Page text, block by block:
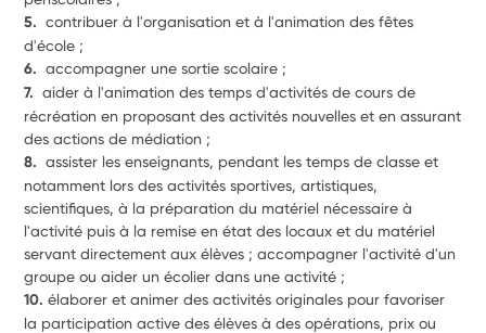
5. contribuer à l'organisation et à l'animation des fêtes
6. accompagner une sortie scolaire ;
7. aider à l'animation des temps d'activités de cours de
récréation en proposant des activités nouvelles et en assurant
des actions de médiation ;
8. assister les enseignants, pendant les temps de classe et
notamment lors des activités sportives, artistiques,
scientifiques, à la préparation du matériel nécessaire à
l'activité puis à la remise en état des locaux et du matériel
servant directement aux élèves ; accompagner l'activité d'un
groupe ou aider un écolier dans une activité ;
10. élaborer et animer des activités originales pour favoriser
la participation active des élèves à des opérations, prix ou